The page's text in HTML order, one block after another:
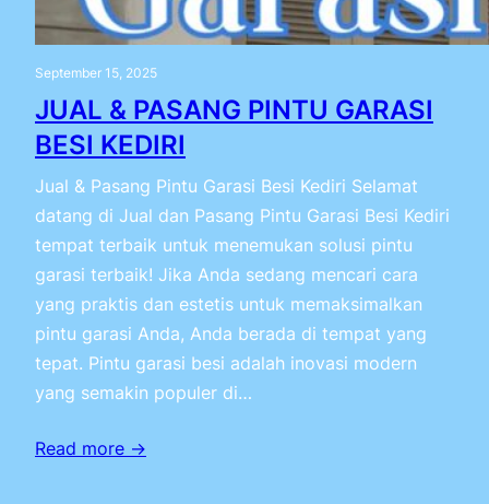
September 15, 2025
JUAL & PASANG PINTU GARASI
BESI KEDIRI
Jual & Pasang Pintu Garasi Besi Kediri Selamat
datang di Jual dan Pasang Pintu Garasi Besi Kediri
tempat terbaik untuk menemukan solusi pintu
garasi terbaik! Jika Anda sedang mencari cara
yang praktis dan estetis untuk memaksimalkan
pintu garasi Anda, Anda berada di tempat yang
tepat. Pintu garasi besi adalah inovasi modern
yang semakin populer di…
Read more →